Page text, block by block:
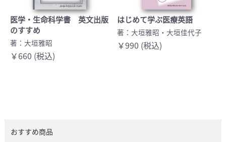
医学・生命科学書 英文出版
のすすめ
著：大垣雅昭
￥660 (税込)
はじめて学ぶ医療英語
著：大垣雅昭・大垣佳代子
￥990 (税込)
おすすめ商品